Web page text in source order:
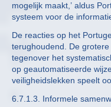
mogelijk maakt,’ aldus
systeem voor de
De reacties op het
terughoudend. De
tegenover het
op geautomatiseerde
veiligheidslekken speelt
6.7.1.3. Informele